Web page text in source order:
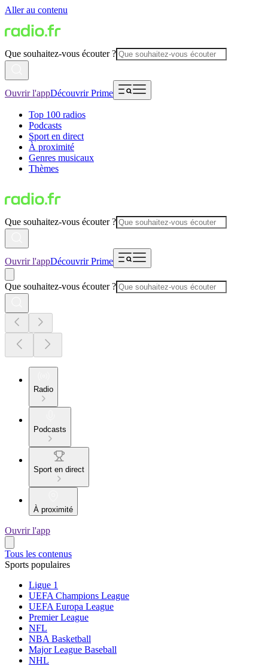
Aller au contenu
Que souhaitez-vous écouter ?
Ouvrir l'appDécouvrir Prime
Top 100 radios
Podcasts
Sport en direct
À proximité
Genres musicaux
Thèmes
Que souhaitez-vous écouter ?
Ouvrir l'appDécouvrir Prime
Que souhaitez-vous écouter ?
Radio
Podcasts
Sport en direct
À proximité
Ouvrir l'app
Tous les contenus
Sports populaires
Ligue 1
UEFA Champions League
UEFA Europa League
Premier League
NFL
NBA Basketball
Major League Baseball
NHL